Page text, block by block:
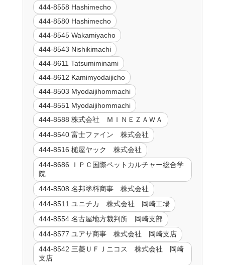
444-8558 Hashimecho
444-8580 Hashimecho
444-8545 Wakamiyacho
444-8543 Nishikimachi
444-8611 Tatsumiminami
444-8612 Kamimyodaijicho
444-8503 Myodaijihommachi
444-8551 Myodaijihommachi
444-8588 株式会社 ＭＩＮＥＺＡＷＡ
444-8540 富士ファイン 株式会社
444-8516 槌屋ヤック 株式会社
444-8686 ＩＰＣ国際ペットカルチャー総合学
院
444-8508 名邦塗料商事 株式会社
444-8511 ユニチカ 株式会社 岡崎工場
444-8554 名古屋地方裁判所 岡崎支部
444-8577 ユアサ商事 株式会社 岡崎支店
444-8542 三菱ＵＦＪニコス 株式会社 岡崎
支店